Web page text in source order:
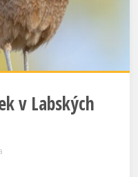
v Labských